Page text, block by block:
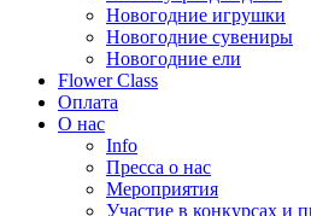
Новогодние игрушки
Новогодние сувениры
Новогодние ели
Flower Class
Оплата
О нас
Info
Пресса о нас
Мероприятия
Участие в конкурсах и